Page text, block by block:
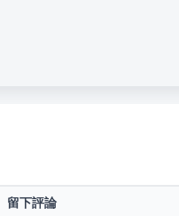
留下評論